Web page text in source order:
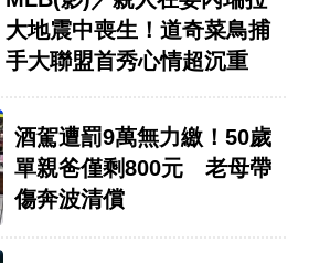
大地震中喪生！道奇菜鳥捕
手大聯盟首秀心情超沉重
酒駕遭罰9萬無力繳！50歲
單親爸僅剩800元 老母帶
傷奔波清償